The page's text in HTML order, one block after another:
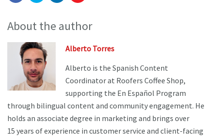
About the author
Alberto Torres
Alberto is the Spanish Content
Coordinator at Roofers Coffee Shop,
supporting the En Español Program
through bilingual content and community engagement. He
holds an associate degree in marketing and brings over
15 years of experience in customer service and client-facing